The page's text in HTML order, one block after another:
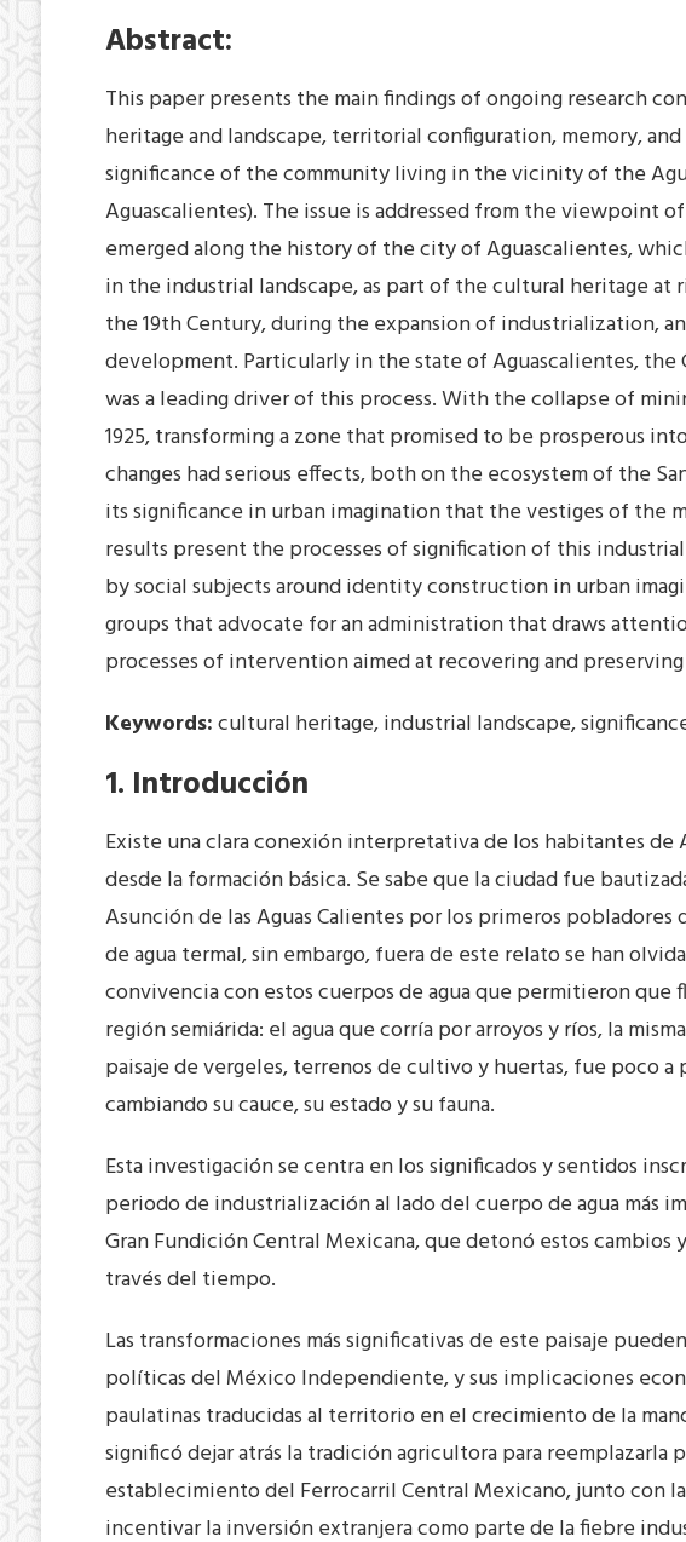
Abstract:
This paper presents the main findings of ongoing research
heritage and landscape, territorial configuration, memory,
significance of the community living in the vicinity of the
Aguascalientes). The issue is addressed from the viewpoint of
emerged along the history of the city of Aguascalientes,
in the industrial landscape, as part of the cultural heritage at
the 19th Century, during the expansion of industrialization,
development. Particularly in the state of Aguascalientes, the
was a leading driver of this process. With the collapse of
1925, transforming a zone that promised to be prosperous
changes had serious effects, both on the ecosystem of the
its significance in urban imagination that the vestiges of the
results present the processes of signification of this
by social subjects around identity construction in urban
groups that advocate for an administration that draws
processes of intervention aimed at recovering and
Keywords:cultural heritage, industrial landscape,
1. Introducción
Existe una clara conexión interpretativa de los habitantes
desde la formación básica. Se sabe que la ciudad fue
Asunción de las Aguas Calientes por los primeros
de agua termal, sin embargo, fuera de este relato se han
convivencia con estos cuerpos de agua que permitieron que
región semiárida: el agua que corría por arroyos y ríos, la
paisaje de vergeles, terrenos de cultivo y huertas, fue poco
cambiando su cauce, su estado y su fauna.
Esta investigación se centra en los significados y sentidos
periodo de industrialización al lado del cuerpo de agua más
Gran Fundición Central Mexicana, que detonó estos
través del tiempo.
Las transformaciones más significativas de este paisaje
políticas del México Independiente, y sus implicaciones
paulatinas traducidas al territorio en el crecimiento de la
significó dejar atrás la tradición agricultora para reemplazarla
establecimiento del Ferrocarril Central Mexicano, junto con
incentivar la inversión extranjera como parte de la fiebre